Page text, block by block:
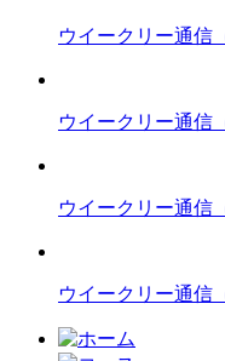
ウイークリー通信
ウイークリー通信
ウイークリー通信
ウイークリー通信